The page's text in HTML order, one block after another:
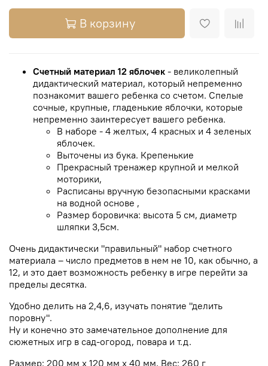
В корзину
Счетный материал 12 яблочек - великолепный
дидактический материал, который непременно
познакомит вашего ребенка со счетом. Спелые
сочные, крупные, гладенькие яблочки, которые
непременно заинтересует вашего ребенка.
В наборе - 4 желтых, 4 красных и 4 зеленых
яблочек.
Выточены из бука. Крепенькие
Прекрасный тренажер крупной и мелкой
моторики,
Расписаны вручную безопасными красками
на водной основе ,
Размер боровичка: высота 5 см, диаметр
шляпки 3,5см.
Очень дидактически "правильный" набор счетного
материала – число предметов в нем не 10, как обычно, а
12, и это дает возможность ребенку в игре перейти за
пределы десятка.
Удобно делить на 2,4,6, изучать понятие "делить
поровну".
Ну и конечно это замечательное дополнение для
сюжетных игр в сад-огород, повара и т.д.
Размер: 200 мм х 120 мм х 40 мм, Вес: 260 г